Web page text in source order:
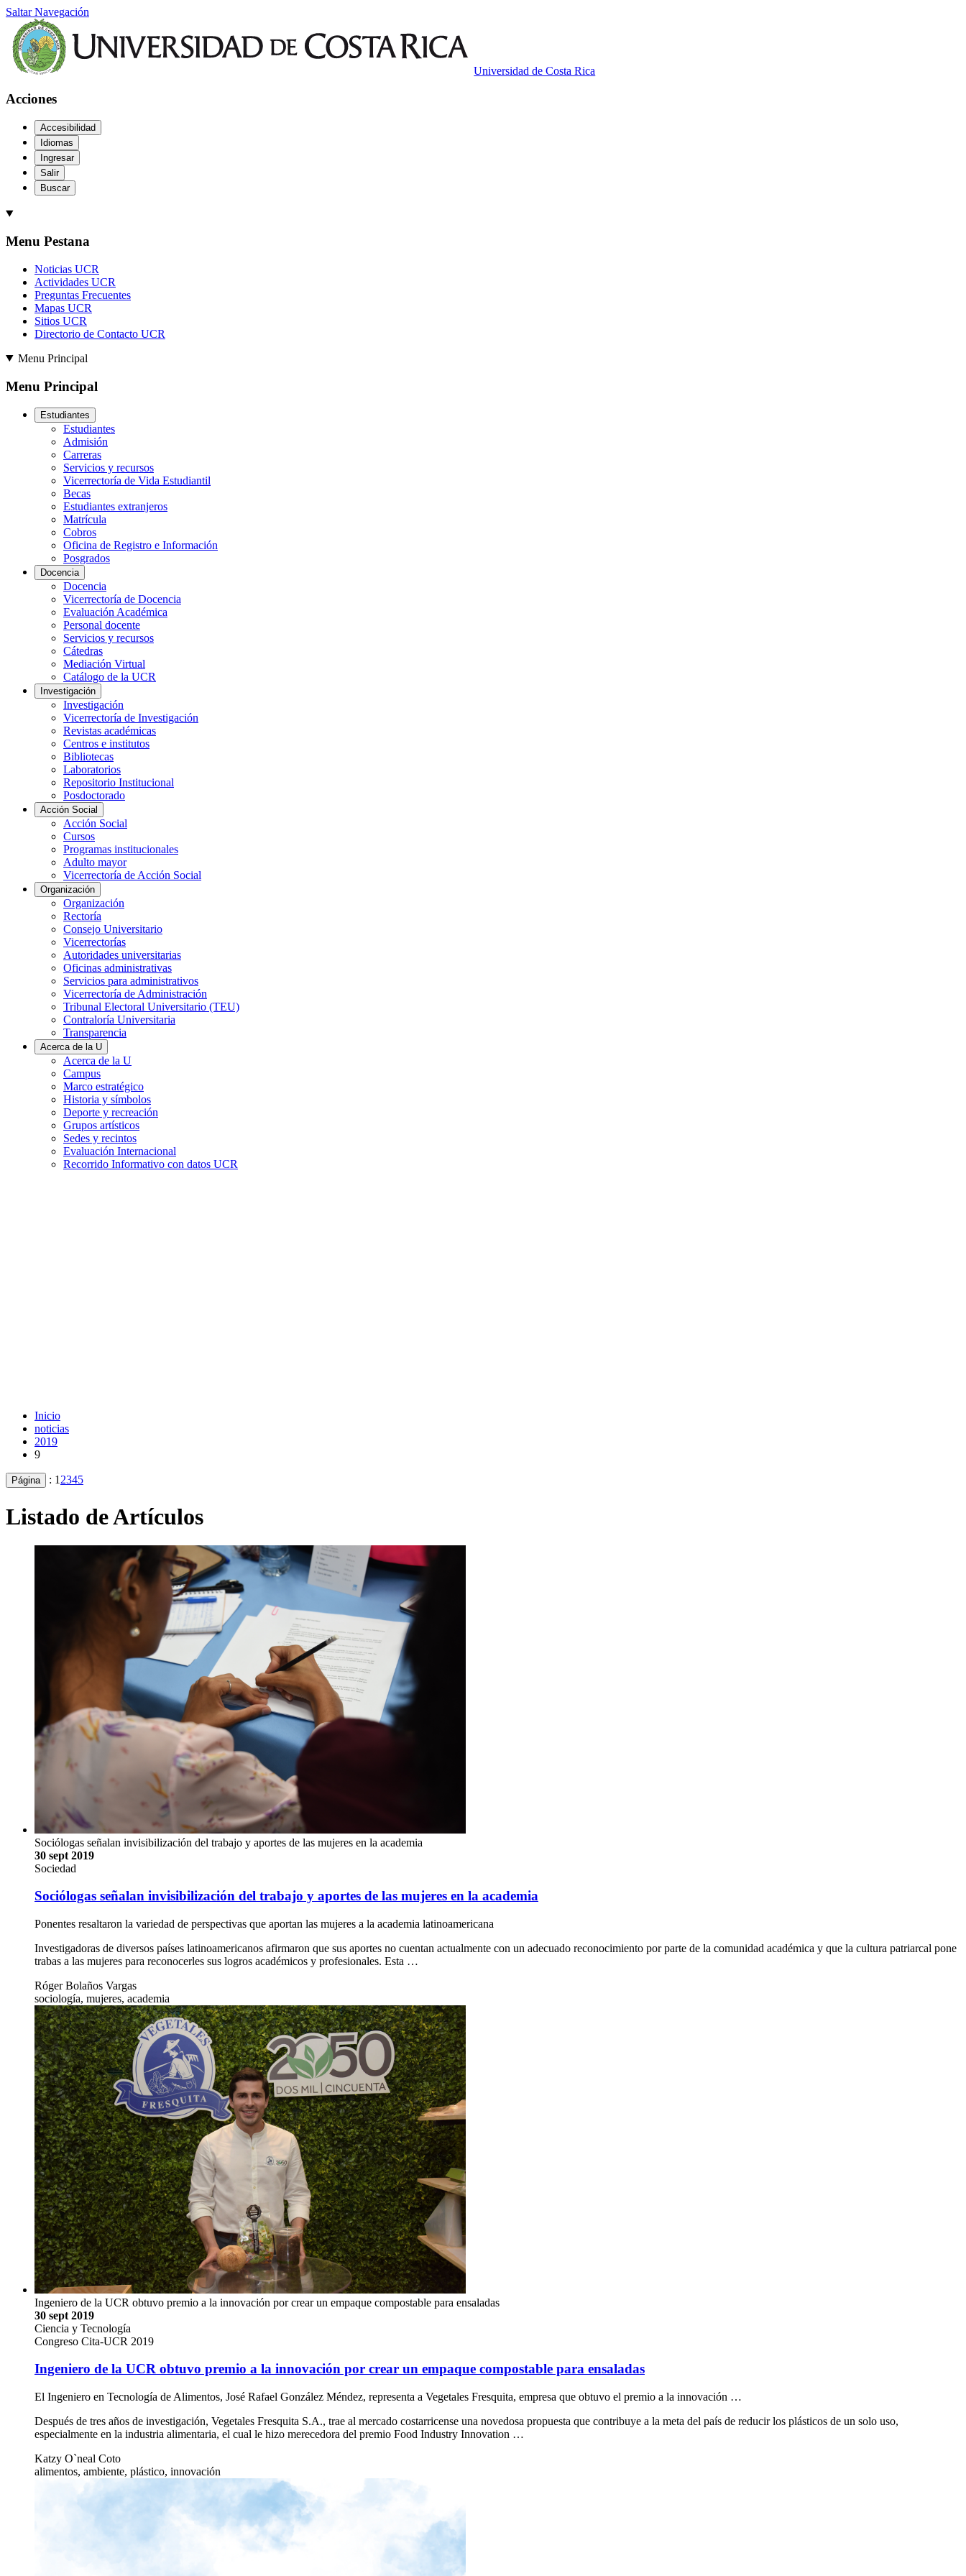
Saltar Navegación
Universidad de Costa Rica
Acciones
Accesibilidad
Idiomas
Ingresar
Salir
Buscar
Menu Pestana
Noticias UCR
Actividades UCR
Preguntas Frecuentes
Mapas UCR
Sitios UCR
Directorio de Contacto UCR
Menu Principal
Menu Principal
Estudiantes
Estudiantes
Admisión
Carreras
Servicios y recursos
Vicerrectoría de Vida Estudiantil
Becas
Estudiantes extranjeros
Matrícula
Cobros
Oficina de Registro e Información
Posgrados
Docencia
Docencia
Vicerrectoría de Docencia
Evaluación Académica
Personal docente
Servicios y recursos
Cátedras
Mediación Virtual
Catálogo de la UCR
Investigación
Investigación
Vicerrectoría de Investigación
Revistas académicas
Centros e institutos
Bibliotecas
Laboratorios
Repositorio Institucional
Posdoctorado
Acción Social
Acción Social
Cursos
Programas institucionales
Adulto mayor
Vicerrectoría de Acción Social
Organización
Organización
Rectoría
Consejo Universitario
Vicerrectorías
Autoridades universitarias
Oficinas administrativas
Servicios para administrativos
Vicerrectoría de Administración
Tribunal Electoral Universitario (TEU)
Contraloría Universitaria
Transparencia
Acerca de la U
Acerca de la U
Campus
Marco estratégico
Historia y símbolos
Deporte y recreación
Grupos artísticos
Sedes y recintos
Evaluación Internacional
Recorrido Informativo con datos UCR
Inicio
noticias
2019
9
Página : 1 2345
Listado de Artículos
Sociólogas señalan invisibilización del trabajo y aportes de las mujeres en la academia
30 sept 2019
Sociedad
Sociólogas señalan invisibilización del trabajo y aportes de las mujeres en la academia
Ponentes resaltaron la variedad de perspectivas que aportan las mujeres a la academia latinoamericana
Investigadoras de diversos países latinoamericanos afirmaron que sus aportes no cuentan actualmente con un adecuado reconocimiento por parte de la comunidad académica y que la cultura patriarcal pone
trabas a las mujeres para reconocerles sus logros académicos y profesionales. Esta …
Róger Bolaños Vargas
sociología, mujeres, academia
Ingeniero de la UCR obtuvo premio a la innovación por crear un empaque compostable para ensaladas
30 sept 2019
Ciencia y Tecnología
Congreso Cita-UCR 2019
Ingeniero de la UCR obtuvo premio a la innovación por crear un empaque compostable para ensaladas
El Ingeniero en Tecnología de Alimentos, José Rafael González Méndez, representa a Vegetales Fresquita, empresa que obtuvo el premio a la innovación …
Después de tres años de investigación, Vegetales Fresquita S.A., trae al mercado costarricense una novedosa propuesta que contribuye a la meta del país de reducir los plásticos de un solo uso,
especialmente en la industria alimentaria, el cual le hizo merecedora del premio Food Industry Innovation …
Katzy O`neal Coto
alimentos, ambiente, plástico, innovación